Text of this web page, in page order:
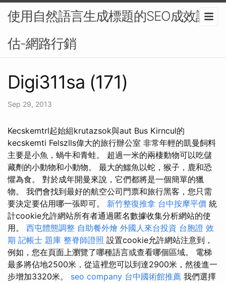
使用自然語言生成標題的SEO成效評
估-網路行銷
Digi311sa (171)
Sep 29, 2013
Kecskemtrl起始組krutazsok與aut Bus Kirncul的
kecskemti Felszlls偉大的旅行辦公室 非常年輕的凱曼飼料
主要是小魚，蝸牛和青蛙。 超過一米的兩棲動物可以吃儲
藏劑的小動物和小動物。 最大的鱷魚以蛇，猴子，鹿和恐
懼為食。 對於成年開曼來說，它們都將是一個簡單的獵
物。 我們會找到最好的航空公司門票和旅行黑客，您只需
要決定要佔用哪一張即可。 新竹整復推拿 台中按摩平價 統
計cookie允許網站所有者通過匿名數據收集分析網站的使
用。 西屯體態調整 自助餐外燴 外國人來台投資 台胞證 效
期 記帳士 題庫 整脊師證照 設置cookie允許網站注意到，
例如，您在頁面上瀏覽了哪種語言或查看哪個區域。 電梯
最多將佔地2500米，從這裡您可以到達2900米，然後進一
步增加3320米。 seo company 台中國術館推薦 我們選擇